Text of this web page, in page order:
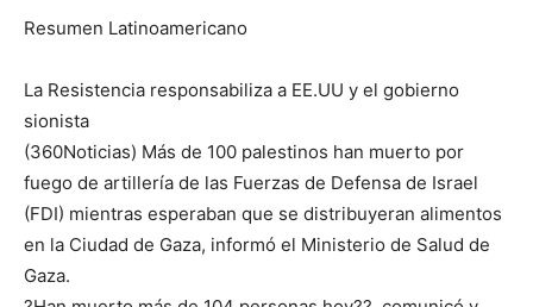
Resumen Latinoamericano
La Resistencia responsabiliza a EE.UU y el gobierno
sionista
(360Noticias) Más de 100 palestinos han muerto por
fuego de artillería de las Fuerzas de Defensa de Israel
(FDI) mientras esperaban que se distribuyeran alimentos
en la Ciudad de Gaza, informó el Ministerio de Salud de
Gaza.